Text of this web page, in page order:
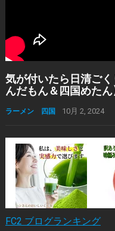
気が付いたら日清ご
んだもん＆四国めた
ラーメン 四国 10月 2, 2024
FC2 ブログランキング